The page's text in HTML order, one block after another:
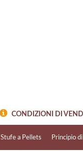
CONDIZIONI DI
Stufe a Pellets Principio